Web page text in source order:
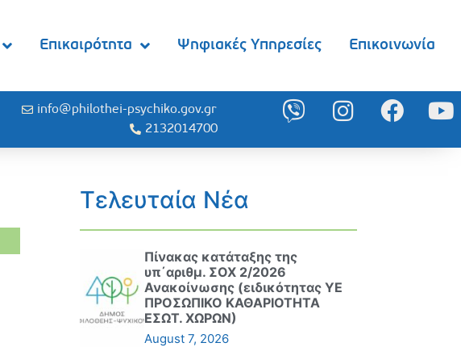
Επικαιρότητα Ψηφιακές Υπηρεσίες Επικοινωνία
info@philothei-psychiko.gov.gr
2132014700
Τελευταία Νέα
Πίνακας κατάταξης της
υπ΄αριθμ. ΣΟΧ 2/2026
Ανακοίνωσης (ειδικότητας ΥΕ
ΠΡΟΣΩΠΙΚΟ ΚΑΘΑΡΙΟΤΗΤΑ
ΕΣΩΤ. ΧΩΡΩΝ)
August 7, 2026